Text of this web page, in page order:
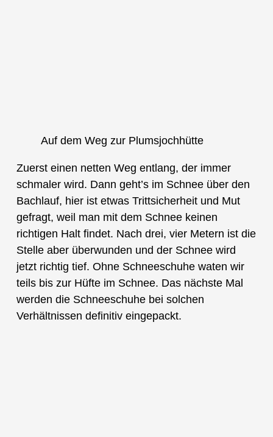
Auf dem Weg zur Plumsjochhütte
Zuerst einen netten Weg entlang, der immer
schmaler wird. Dann geht’s im Schnee über den
Bachlauf, hier ist etwas Trittsicherheit und Mut
gefragt, weil man mit dem Schnee keinen
richtigen Halt findet. Nach drei, vier Metern ist die
Stelle aber überwunden und der Schnee wird
jetzt richtig tief. Ohne Schneeschuhe waten wir
teils bis zur Hüfte im Schnee. Das nächste Mal
werden die Schneeschuhe bei solchen
Verhältnissen definitiv eingepackt.